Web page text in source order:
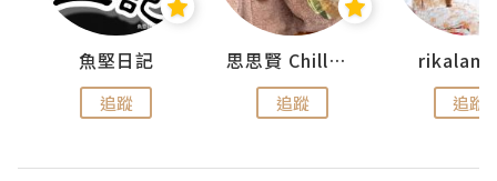
魚堅日記
追蹤
思思賢 ChillMyBabe
追蹤 追蹤